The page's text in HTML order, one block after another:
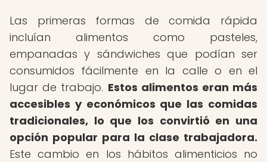
Las primeras formas de comida rápida
incluían alimentos como pasteles,
empanadas y sándwiches que podían ser
consumidos fácilmente en la calle o en el
lugar de trabajo. Estos alimentos eran más
accesibles y económicos que las comidas
tradicionales, lo que los convirtió en una
opción popular para la clase trabajadora.
Este cambio en los hábitos alimenticios no